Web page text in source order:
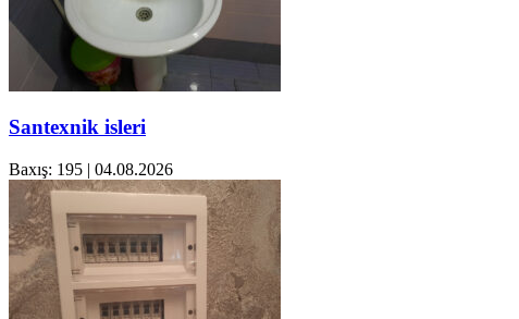
Santexnik isleri
Baxış: 195 | 04.08.2026